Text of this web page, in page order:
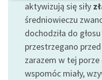
literatury do słuchania dla
uczennic i uczniów z
niepełnosprawnościami
E-kolekcja lektur
szkolnych i literatury do
słuchania dla uczennic i
aktywizują się siły
średniowieczu
dochodziła do
przestrzegano
zarazem w tej
wspomóc miały,